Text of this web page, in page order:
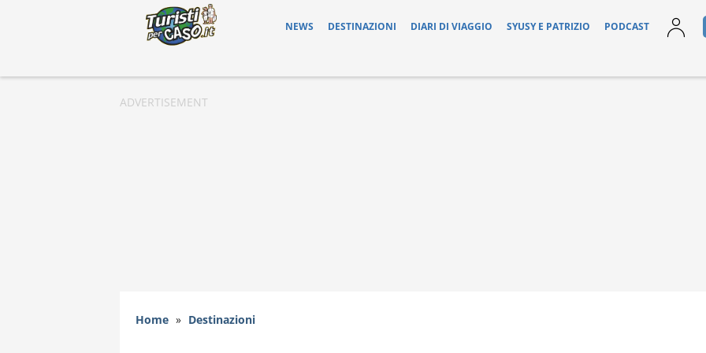
NEWS DESTINAZIONI DIARI DI VIAGGIO SYUSY E PATRIZIO PODCAST
Home » Destinazioni